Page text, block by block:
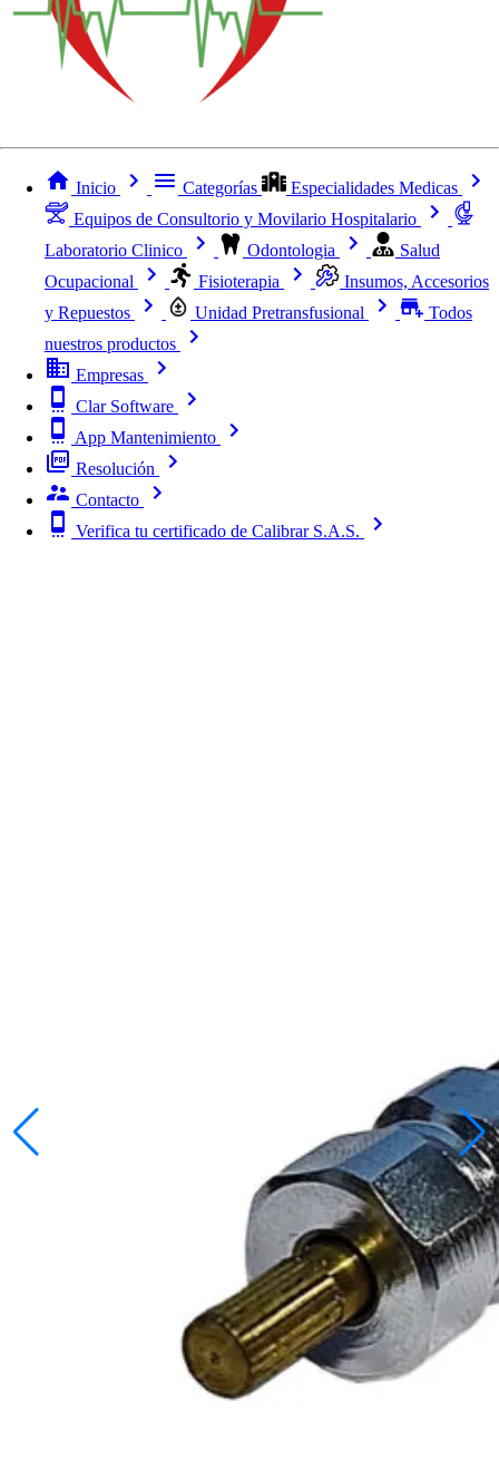
Inicio Categorías
Especialidades Medicas
Equipos de Consultorio y Movilario Hospitalario
Laboratorio Clinico
Odontologia
Salud
Ocupacional
Fisioterapia
Insumos, Accesorios
y Repuestos
Unidad Pretransfusional
Todos
nuestros productos
Empresas
Clar Software
App Mantenimiento
Resolución
Contacto
Verifica tu certificado de Calibrar S.A.S.